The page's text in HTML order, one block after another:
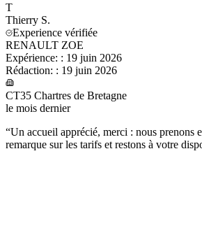
T
Thierry S.
Experience vérifiée
RENAULT ZOE
Expérience: : 19 juin 2026
Rédaction: : 19 juin 2026
CT35 Chartres de Bretagne
le mois dernier
“Un accueil apprécié, merci : nous prenons
remarque sur les tarifs et restons à votre